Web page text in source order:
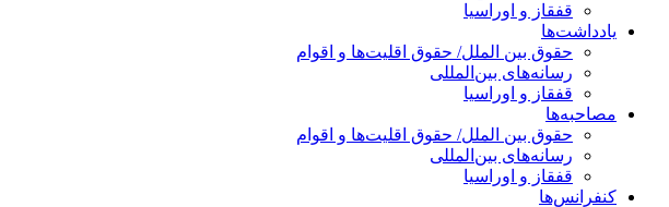
قفقاز و اوراسیا
یادداشت‌ها
حقوق بین الملل/ حقوق اقلیت‌ها و اقوام
رسانه‌های بین‌المللی
قفقاز و اوراسیا
مصاحبه‌ها
حقوق بین الملل/ حقوق اقلیت‌ها و اقوام
رسانه‌های بین‌المللی
قفقاز و اوراسیا
کنفرانس‌ها